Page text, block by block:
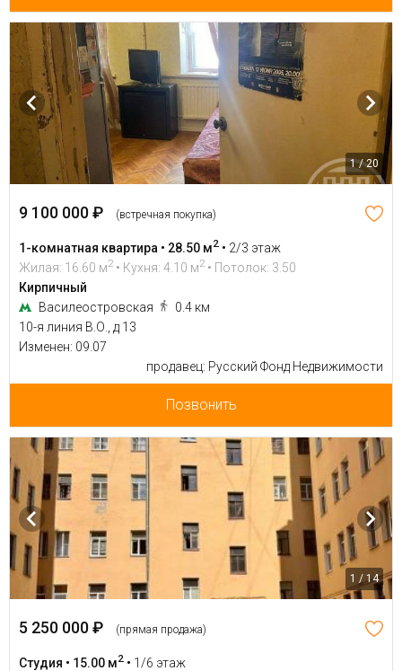
1 / 20
9 100 000 ₽ (встречная покупка)
1-комнатная квартира • 28.50 м2 • 2/3 этаж
Жилая: 16.60 м2 • Кухня: 4.10 м2 • Потолок: 3.50
Кирпичный
Василеостровская
0.4 км
10-я линия В.О., д 13
Изменен: 09.07
продавец: Русский Фонд Недвижимости
Позвонить
1 / 14
5 250 000 ₽ (прямая продажа)
Студия • 15.00 м2 • 1/6 этаж